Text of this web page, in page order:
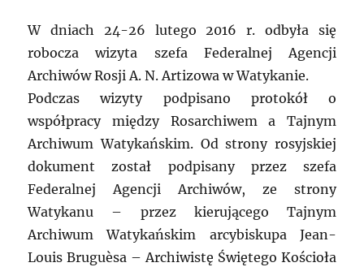
W dniach 24-26 lutego 2016 r. odbyła się
robocza wizyta szefa Federalnej Agencji
Archiwów Rosji A. N. Artizowa w Watykanie.
Podczas wizyty podpisano protokół o
współpracy między Rosarchiwem a Tajnym
Archiwum Watykańskim. Od strony rosyjskiej
dokument został podpisany przez szefa
Federalnej Agencji Archiwów, ze strony
Watykanu – przez kierującego Tajnym
Archiwum Watykańskim arcybiskupa Jean-
Louis Bruguèsa – Archiwistę Świętego Kościoła